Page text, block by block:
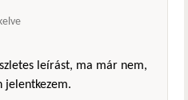
leírást, ma már nem,
jelentkezem.